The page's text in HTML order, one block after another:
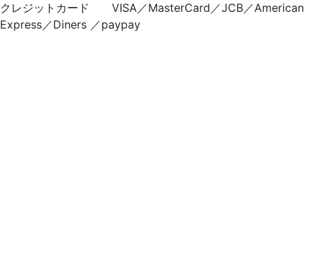
クレジットカード VISA／MasterCard／JCB／American
Express／Diners ／paypay